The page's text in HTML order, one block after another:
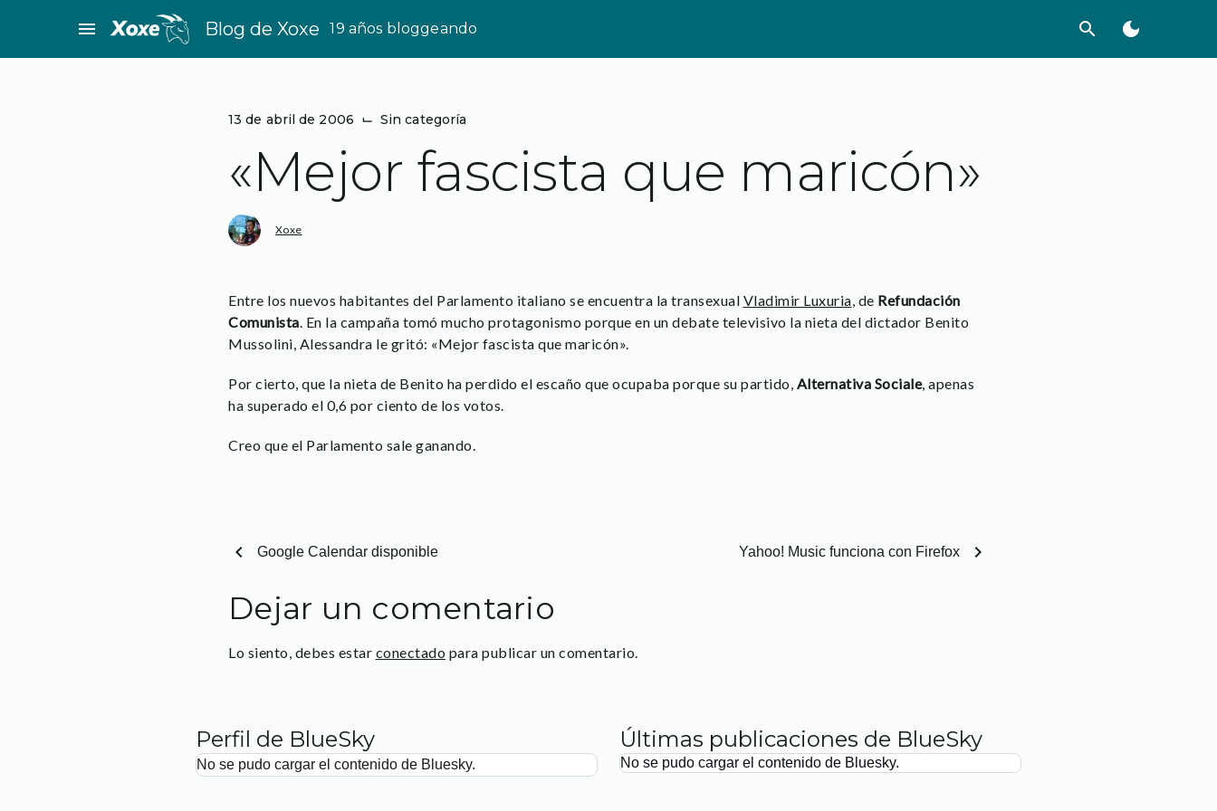
menu Blog de Xoxe 19 años bloggeando search dark_mode
13 de abril de 2006 ⌙ Sin categoría
«Mejor fascista que maricón»
Xoxe
Entre los nuevos habitantes del Parlamento italiano se encuentra la transexual Vladimir Luxuria, de Refundación
Comunista. En la campaña tomó mucho protagonismo porque en un debate televisivo la nieta del dictador Benito
Mussolini, Alessandra le gritó: «Mejor fascista que maricón».
Por cierto, que la nieta de Benito ha perdido el escaño que ocupaba porque su partido, Alternativa Sociale, apenas
ha superado el 0,6 por ciento de los votos.
Creo que el Parlamento sale ganando.
chevron_left Google Calendar disponible Yahoo! Music funciona con Firefox chevron_right
Dejar un comentario
Lo siento, debes estar conectado para publicar un comentario.
Perfil de BlueSky
No se pudo cargar el contenido de Bluesky.
Últimas publicaciones de BlueSky
No se pudo cargar el contenido de Bluesky.